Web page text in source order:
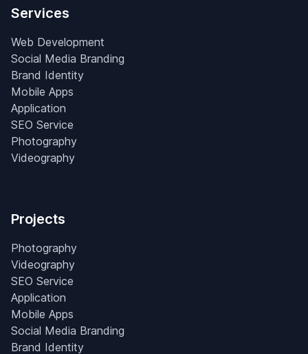
Services
Web Development
Social Media Branding
Brand Identity
Mobile Apps
Application
SEO Service
Photography
Videography
Projects
Photography
Videography
SEO Service
Application
Mobile Apps
Social Media Branding
Brand Identity